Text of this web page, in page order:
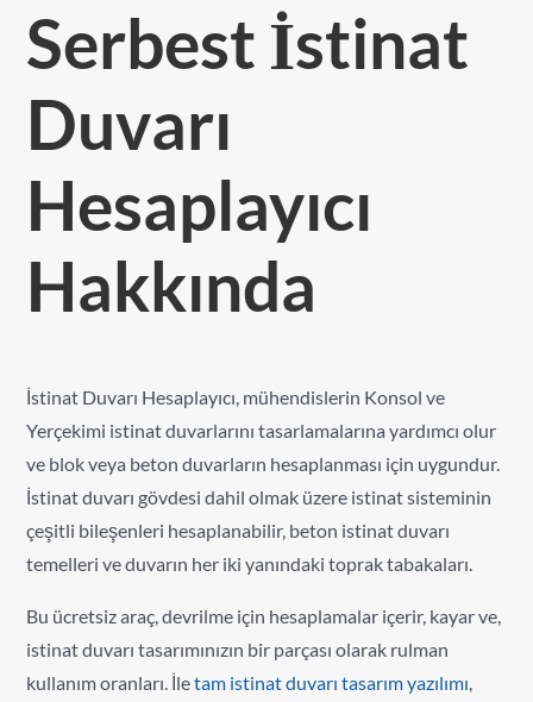
Serbest İstinat
Duvarı
Hesaplayıcı
Hakkında
İstinat Duvarı Hesaplayıcı, mühendislerin Konsol ve
Yerçekimi istinat duvarlarını tasarlamalarına yardımcı olur
ve blok veya beton duvarların hesaplanması için uygundur.
İstinat duvarı gövdesi dahil olmak üzere istinat sisteminin
çeşitli bileşenleri hesaplanabilir, beton istinat duvarı
temelleri ve duvarın her iki yanındaki toprak tabakaları.
Bu ücretsiz araç, devrilme için hesaplamalar içerir, kayar ve,
istinat duvarı tasarımınızın bir parçası olarak rulman
kullanım oranları. İletam istinat duvarı tasarım yazılımı